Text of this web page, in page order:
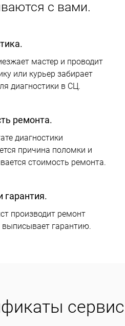
с вами.
мастер и проводит
или курьер забирает
диагностики в СЦ.
ремонта.
диагностики
причина поломки и
стоимость ремонта.
гарантия.
производит ремонт
выписывает гарантию.